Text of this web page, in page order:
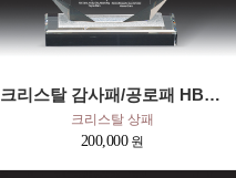
크리스탈 감사패/공로패 HB-2017S
크리스탈 상패
200,000